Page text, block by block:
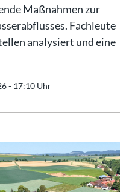
Maßnahmen zur
Fachleute
analysiert und eine
- 17:10 Uhr